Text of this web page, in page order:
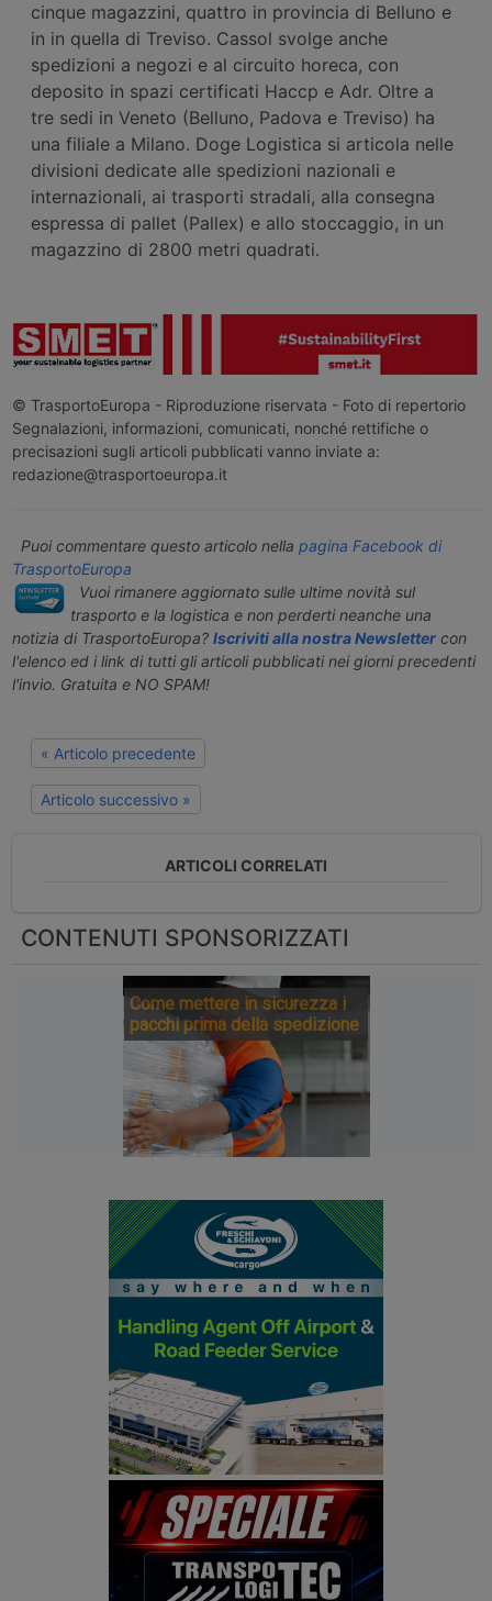
cinque magazzini, quattro in provincia di Belluno e
in in quella di Treviso. Cassol svolge anche
spedizioni a negozi e al circuito horeca, con
deposito in spazi certificati Haccp e Adr. Oltre a
tre sedi in Veneto (Belluno, Padova e Treviso) ha
una filiale a Milano. Doge Logistica si articola nelle
divisioni dedicate alle spedizioni nazionali e
internazionali, ai trasporti stradali, alla consegna
espressa di pallet (Pallex) e allo stoccaggio, in un
magazzino di 2800 metri quadrati.
© TrasportoEuropa - Riproduzione riservata - Foto di repertorio
Segnalazioni, informazioni, comunicati, nonché rettifiche o
precisazioni sugli articoli pubblicati vanno inviate a:
redazione@trasportoeuropa.it
Puoi commentare questo articolo nella pagina Facebook di
TrasportoEuropa
Vuoi rimanere aggiornato sulle ultime novità sul
trasporto e la logistica e non perderti neanche una
notizia di TrasportoEuropa? Iscriviti alla nostra Newslettercon
l'elenco ed i link di tutti gli articoli pubblicati nei giorni precedenti
l'invio. Gratuita e NO SPAM!
« Articolo precedente
Articolo successivo »
ARTICOLI CORRELATI
CONTENUTI SPONSORIZZATI
Come mettere in sicurezza i
pacchi prima della spedizione